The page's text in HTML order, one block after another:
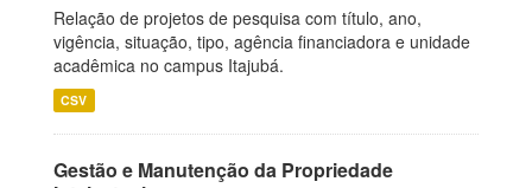
Relação de projetos de pesquisa com título, ano,
vigência, situação, tipo, agência financiadora e unidade
acadêmica no campus Itajubá.
CSV
Gestão e Manutenção da Propriedade